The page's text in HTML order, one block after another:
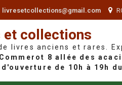
livresetcollections@gmail.com
et collections
livres anciens et rares.